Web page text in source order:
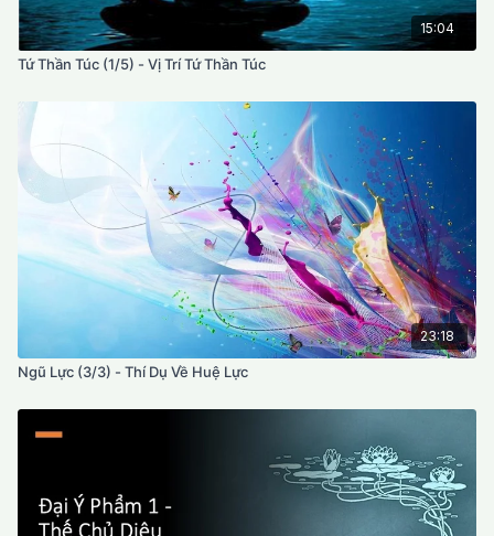
15:04
Tứ Thần Túc (1/5) - Vị Trí Tứ Thần Túc
23:18
Ngũ Lực (3/3) - Thí Dụ Về Huệ Lực